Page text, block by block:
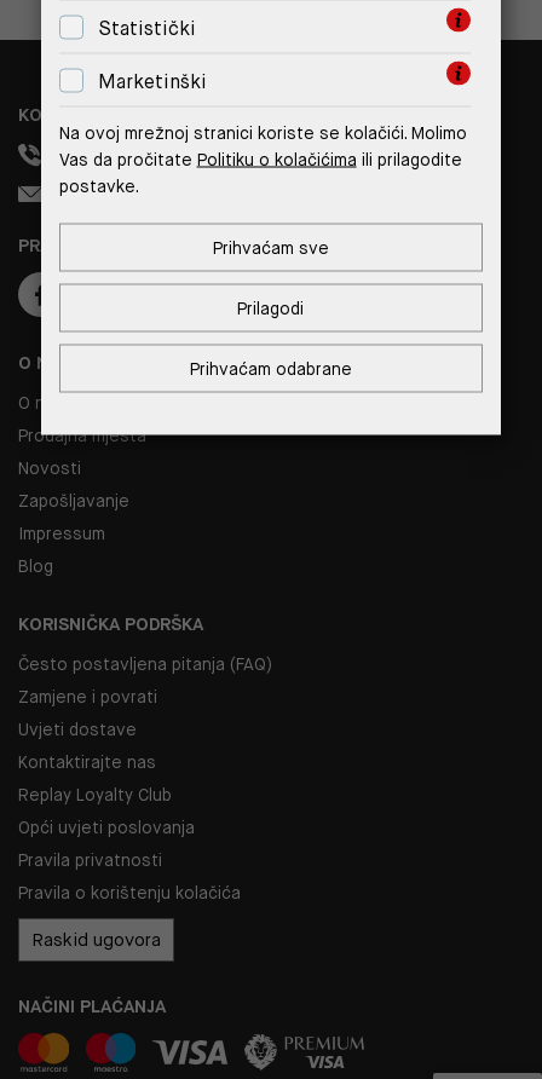
O NAMA
O nama
Prodajna mjesta
Novosti
Zapošljavanje
Impressum
Blog
KORISNIČKA PODRŠKA
Često postavljena pitanja (FAQ)
Zamjene i povrati
Uvjeti dostave
Kontaktirajte nas
Replay Loyalty Club
Opći uvjeti poslovanja
Pravila privatnosti
Pravila o korištenju kolačića
Raskid ugovora
PRATITE NAS
NAČINI PLAĆANJA
KONTAKT
+385 99 308 1833
info@reverto.hr
Statistički
Marketinški
Na ovoj mrežnoj stranici koriste se kolačići. Molimo
Vas da pročitate Politiku o kolačićima ili prilagodite
postavke.
Prihvaćam odabrane
Prilagodi
Prihvaćam sve